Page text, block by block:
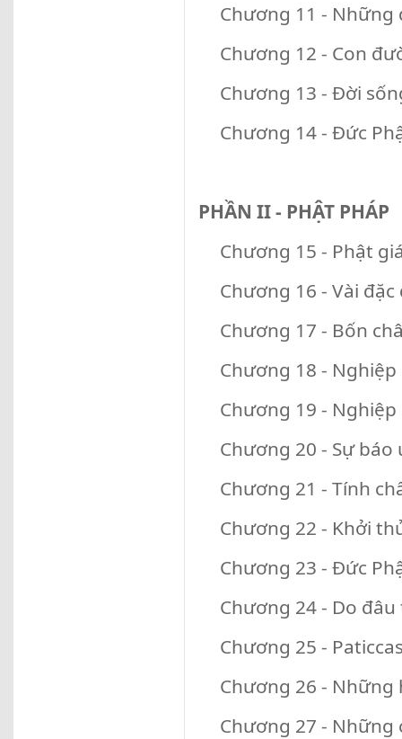
Chương 11 -
Chương 12 - Con
Chương 13 - Đời
Chương 14 - Đức
PHẦN II - PHẬT PHÁP
Chương 15 - Phật
Chương 16 - Vài
Chương 17 - Bốn
Chương 18 - Nghiệp
Chương 19 - Nghiệp
Chương 20 - Sự
Chương 21 - Tính
Chương 22 - Khởi
Chương 23 - Đức
Chương 24 - Do
Chương 25 -
Chương 26 -
Chương 27 - Những